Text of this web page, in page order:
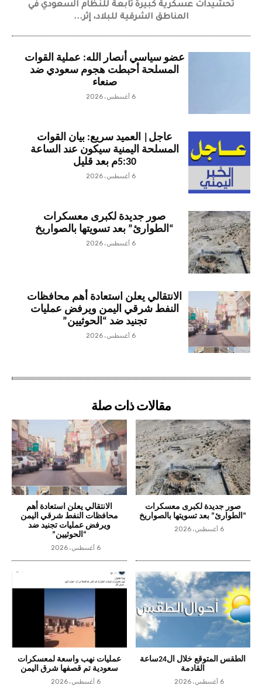
تحشيدات عسكرية كبيرة تابعة للنظام السعودي في
المناطق الشرقية للبلاد، إثر...
عضو سياسي أنصار الله: عملية القوات
المسلحة أحبطت هجوم سعودي ضد
صنعاء
6 أغسطس، 2026
عاجل| العميد سريع: بيان القوات
المسلحة اليمنية سيكون عند الساعة
5:30م بعد قليل
6 أغسطس، 2026
صور جديدة لكبرى معسكرات
“الطوارئ” بعد تسويتها بالصواريخ
6 أغسطس، 2026
الانتقالي يعلن استعادة أهم محافظات
النفط شرقي اليمن ويرفض عمليات
تجنيد ضد “الحوثيين”
6 أغسطس، 2026
مقالات ذات صلة
صور جديدة لكبرى معسكرات
“الطوارئ” بعد تسويتها بالصواريخ
6 أغسطس، 2026
الانتقالي يعلن استعادة أهم
محافظات النفط شرقي اليمن
ويرفض عمليات تجنيد ضد
“الحوثيين”
6 أغسطس، 2026
الطقس المتوقع خلال ال24ساعة
القادمة
6 أغسطس، 2026
عمليات نهب واسعة لمعسكرات
سعودية تم قصفها شرق اليمن
6 أغسطس، 2026